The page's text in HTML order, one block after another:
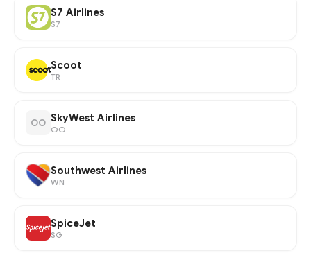
S7 Airlines
S7
Scoot
TR
OO SkyWest Airlines
OO
Southwest Airlines
WN
SpiceJet
SG